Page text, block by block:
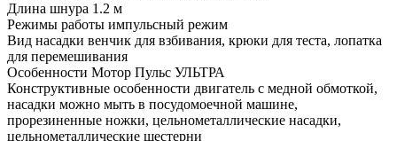
Длина шнура 1.2 м
Режимы работы импульсный режим
Вид насадки венчик для взбивания, крюки для теста, лопатка
для перемешивания
Особенности Мотор Пульс УЛЬТРА
Конструктивные особенности двигатель с медной обмоткой,
насадки можно мыть в посудомоечной машине,
прорезиненные ножки, цельнометаллические насадки,
цельнометаллические шестерни